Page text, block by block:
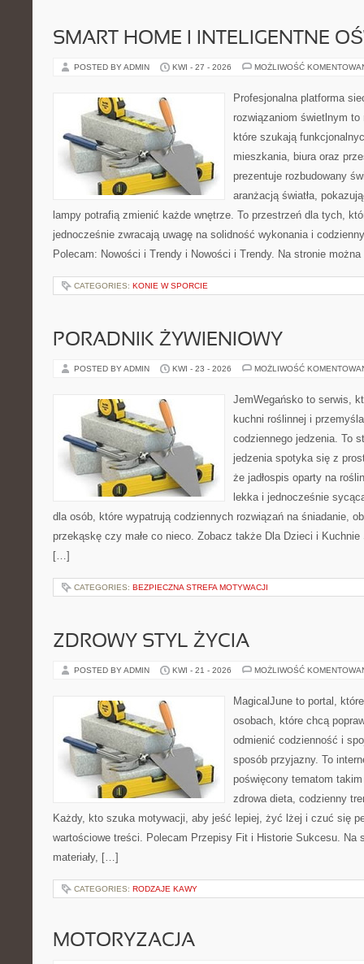
SMART HOME I INTELIGENTNE
POSTED BY ADMIN KWI - 27 - 2026 MOŻLIWOŚĆ
Profesjonalna platforma
rozwiązaniom świetlnym
które szukają
mieszkania, biura oraz
prezentuje rozbudowany
aranżacją światła,
lampy potrafią zmienić każde wnętrze. To przestrzeń dla tych,
jednocześnie zwracają uwagę na solidność wykonania i
Polecam: Nowości i Trendy i Nowości i Trendy. Na stronie
CATEGORIES: KONIE W SPORCIE
PORADNIK ŻYWIENIOWY
POSTED BY ADMIN KWI - 23 - 2026 MOŻLIWOŚĆ
JemWegańsko to serwis,
kuchni roślinnej i
codziennego jedzenia. To
jedzenia spotyka się z
że jadłospis oparty na
lekka i jednocześnie
dla osób, które wypatrują codziennych rozwiązań na śniadanie,
przekąskę czy małe co nieco. Zobacz także Dla Dzieci i
[…]
CATEGORIES: BEZPIECZNA STREFA MOTYWACJI
ZDROWY STYL ŻYCIA
POSTED BY ADMIN KWI - 21 - 2026 MOŻLIWOŚĆ
MagicalJune to portal,
osobach, które chcą
odmienić codzienność i
sposób przyjazny. To
poświęcony tematom
zdrowa dieta, codzienny
Każdy, kto szuka motywacji, aby jeść lepiej, żyć lżej i czuć się
wartościowe treści. Polecam Przepisy Fit i Historie Sukcesu. Na
materiały, […]
CATEGORIES: RODZAJE KAWY
MOTORYZACJA